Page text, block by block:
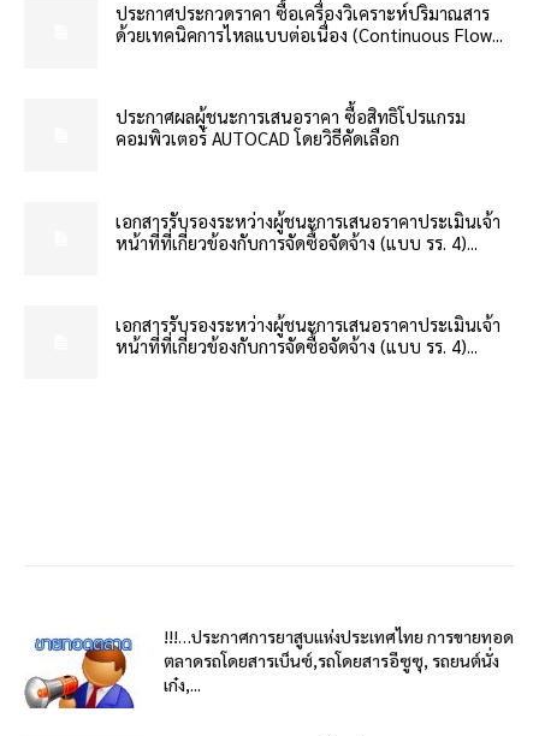
ประกาศประกวดราคา ซื้อเครื่องวิเคราะห์ปริมาณสาร
ด้วยเทคนิคการไหลแบบต่อเนื่อง (Continuous Flow...
ประกาศผลผู้ชนะการเสนอราคา ซื้อสิทธิโปรแกรม
คอมพิวเตอร์ AUTOCAD โดยวิธีคัดเลือก
เอกสารรับรองระหว่างผู้ชนะการเสนอราคาประเมินเจ้า
หน้าที่ที่เกี่ยวข้องกับการจัดซื้อจัดจ้าง (แบบ รร. 4)...
เอกสารรับรองระหว่างผู้ชนะการเสนอราคาประเมินเจ้า
หน้าที่ที่เกี่ยวข้องกับการจัดซื้อจัดจ้าง (แบบ รร. 4)...
!!!…ประกาศการยาสูบแห่งประเทศไทย การขายทอด
ตลาดรถโดยสารเบ็นซ์,รถโดยสารอีซูซุ, รถยนต์นั่ง
เก๋ง,...